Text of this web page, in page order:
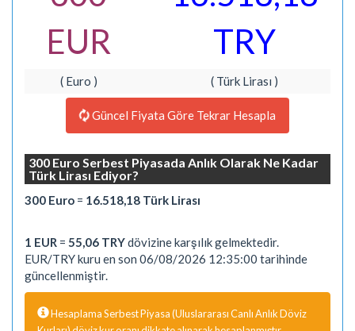
EUR
TRY
( Euro ) ( Türk Lirası )
Güncel Fiyata Göre Tekrar Hesapla
300 Euro Serbest Piyasada Anlık Olarak Ne Kadar
Türk Lirası Ediyor?
300 Euro = 16.518,18 Türk Lirası
1 EUR = 55,06 TRYdövizine karşılık gelmektedir.
EUR/TRY kuru en son 06/08/2026 12:35:00 tarihinde
güncellenmiştir.
Hesaplama Serbest Piyasa (Uluslararası Canlı Anlık Döviz